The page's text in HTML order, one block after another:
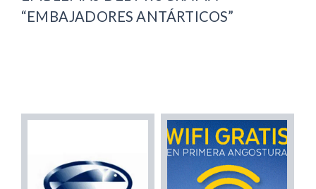
“EMBAJADORES ANTÁRTICOS”